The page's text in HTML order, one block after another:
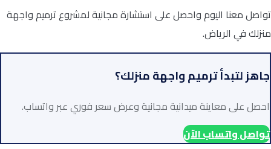
تواصل معنا اليوم واحصل على استشارة مجانية لمشروع ترميم واجهة
منزلك في الرياض.
جاهز لتبدأ ترميم واجهة منزلك؟
احصل على معاينة ميدانية مجانية وعرض سعر فوري عبر واتساب.
تواصل واتساب الآن